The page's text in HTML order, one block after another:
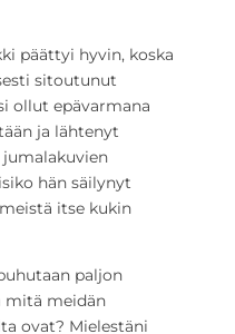
päättyi hyvin, koska
sitoutunut
ollut epävarmana
ja lähtenyt
hän säilynyt
itse kukin
paljon
mitä meidän
ovat? Mielestäni